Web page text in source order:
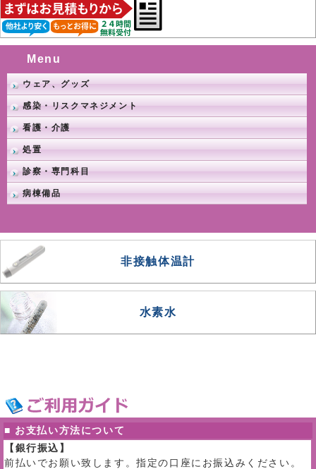
Menu
ウェア、グッズ
感染・リスクマネジメント
看護・介護
処置
診察・専門科目
病棟備品
非接触体温計
水素水
■ お支払い方法について
【銀行振込】
前払いでお願い致します。指定の口座にお振込みください。